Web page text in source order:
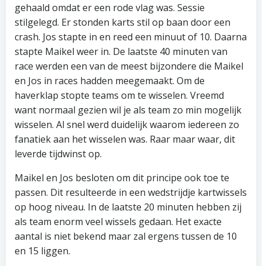
gehaald omdat er een rode vlag was. Sessie
stilgelegd. Er stonden karts stil op baan door een
crash. Jos stapte in en reed een minuut of 10. Daarna
stapte Maikel weer in. De laatste 40 minuten van
race werden een van de meest bijzondere die Maikel
en Jos in races hadden meegemaakt. Om de
haverklap stopte teams om te wisselen. Vreemd
want normaal gezien wil je als team zo min mogelijk
wisselen. Al snel werd duidelijk waarom iedereen zo
fanatiek aan het wisselen was. Raar maar waar, dit
leverde tijdwinst op.
Maikel en Jos besloten om dit principe ook toe te
passen. Dit resulteerde in een wedstrijdje kartwissels
op hoog niveau. In de laatste 20 minuten hebben zij
als team enorm veel wissels gedaan. Het exacte
aantal is niet bekend maar zal ergens tussen de 10
en 15 liggen.